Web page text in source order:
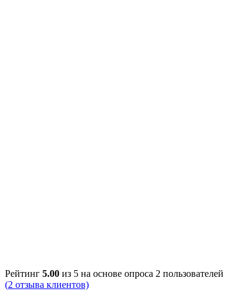
Рейтинг 5.00 из 5 на основе опроса 2 пользователей
(2 отзыва клиентов)